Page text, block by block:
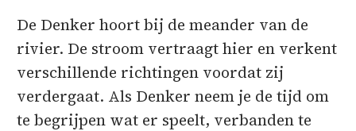
De Denker hoort bij de meander van de
rivier. De stroom vertraagt hier en verkent
verschillende richtingen voordat zij
verdergaat. Als Denker neem je de tijd om
te begrijpen wat er speelt, verbanden te